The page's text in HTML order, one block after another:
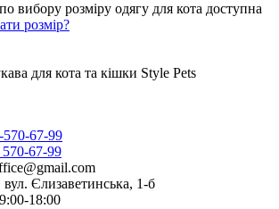
вибору розміру одягу для кота доступна
розмір?
для кота та кішки Style Pets
67-99
67-99
Єлизаветинська, 1-б
18:00